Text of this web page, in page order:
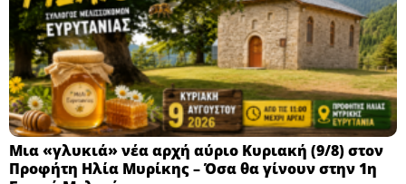
Μια «γλυκιά» νέα αρχή αύριο Κυριακή (9/8) στον
Προφήτη Ηλία Μυρίκης – Όσα θα γίνουν στην 1η